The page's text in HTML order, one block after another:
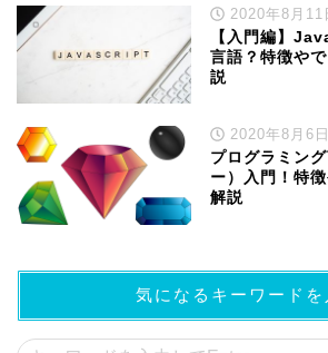
2020年8月11
【入門編】
言語？特徴や
説
2020年8月6日
プログラミン
ー）入門！特
解説
気になるキーワードを